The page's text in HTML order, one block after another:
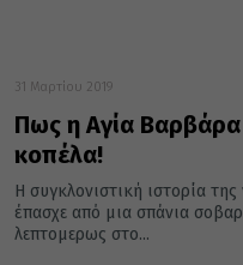
31 Μαρτίου 2019
Πως η Αγία
κοπέλα!
Η συγκλονιστική ιστορία
έπασχε από μια σπάνια
λεπτομερως στο...